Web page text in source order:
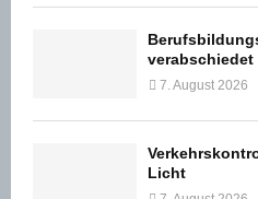
verabschiedet
7. August 2026
Licht